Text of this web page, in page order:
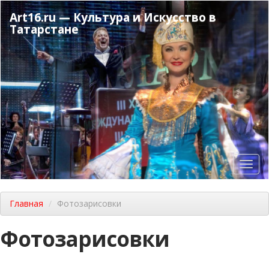
Перейти
к
основному
содержанию
Art16.ru — Культура и Искусство в
Татарстане
Главная Фотозарисовки
Фотозарисовки